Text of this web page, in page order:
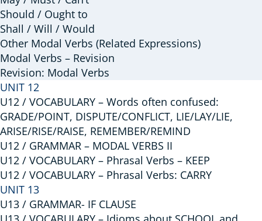
Should / Ought to
Shall / Will / Would
Other Modal Verbs (Related Expressions)
Modal Verbs – Revision
Revision: Modal Verbs
UNIT 12
U12 / VOCABULARY – Words often confused:
GRADE/POINT, DISPUTE/CONFLICT, LIE/LAY/LIE,
ARISE/RISE/RAISE, REMEMBER/REMIND
U12 / GRAMMAR – MODAL VERBS II
U12 / VOCABULARY – Phrasal Verbs – KEEP
U12 / VOCABULARY – Phrasal Verbs: CARRY
UNIT 13
U13 / GRAMMAR- IF CLAUSE